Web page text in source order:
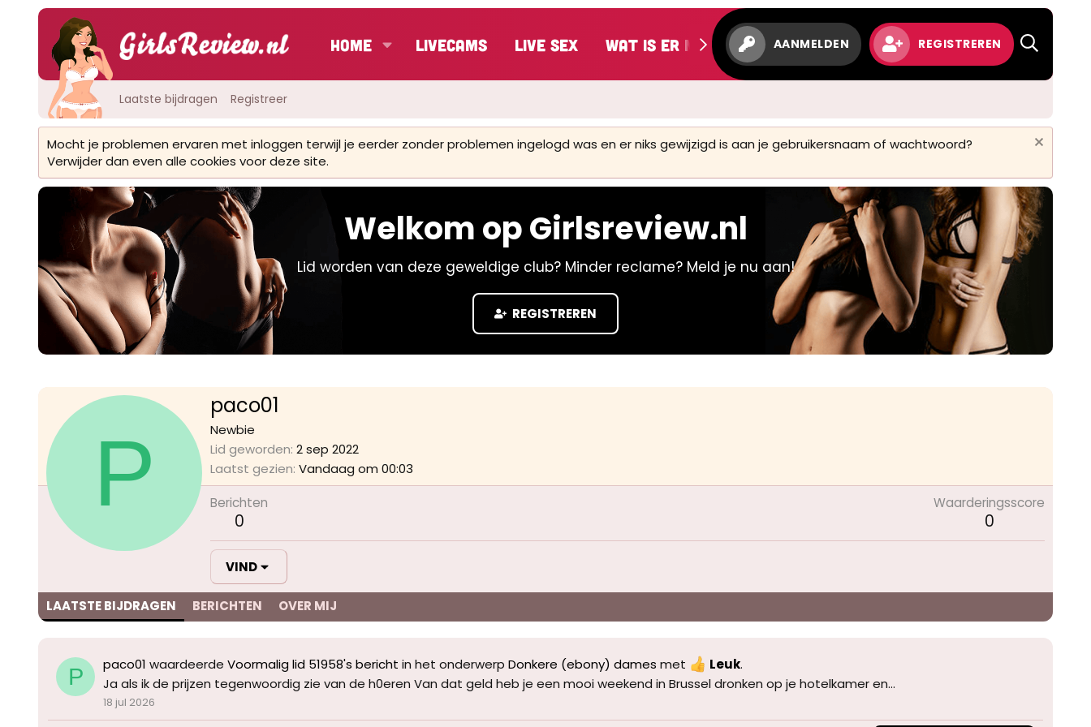
Home LiveCams Live Sex Wat is er nieuw AANMELDEN REGISTREREN
Laatste bijdragen Registreer
Mocht je problemen ervaren met inloggen terwijl je eerder zonder problemen ingelogd was en er niks gewijzigd is aan je gebruikersnaam of wachtwoord?
Verwijder dan even alle cookies voor deze site.
Welkom op Girlsreview.nl
Lid worden van deze geweldige club? Minder reclame? Meld je nu aan!
REGISTREREN
P
paco01
Newbie
Lid geworden 2 sep 2022
Laatst gezien Vandaag om 00:03
Berichten
0
Waarderingsscore
0
VIND
LAATSTE BIJDRAGEN BERICHTEN OVER MIJ
P paco01 waardeerde Voormalig lid 51958's bericht in het onderwerp Donkere (ebony) dames met Leuk.
Ja als ik de prijzen tegenwoordig zie van de h0eren Van dat geld heb je een mooi weekend in Brussel dronken op je hotelkamer en...
18 jul 2026